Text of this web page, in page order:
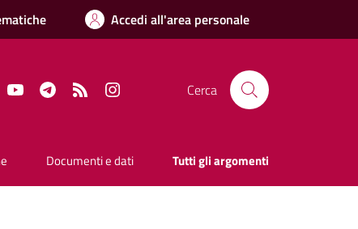
Accedi all'area personale
FacebookYouTube TelegramRSS Cerca
Documenti e dati Tutti gli argomenti